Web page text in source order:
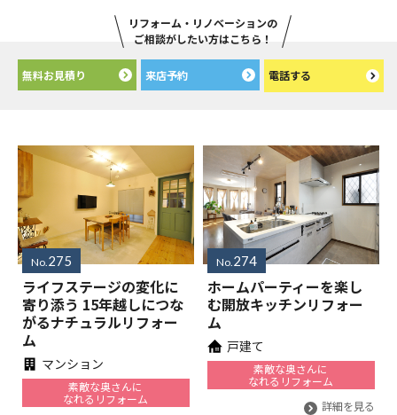
リフォーム・リノベーションの
ご相談がしたい方はこちら！
無料お見積り 来店予約 電話する
No.275
ライフステージの変化に
寄り添う 15年越しにつな
がるナチュラルリフォー
ム
マンション
素敵な奥さんに
なれるリフォーム
No.274
ホームパーティーを楽し
む開放キッチンリフォー
ム
戸建て
素敵な奥さんに
なれるリフォーム
詳細を見る